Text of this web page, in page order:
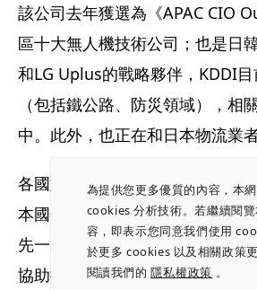
為提供您更多優質的內容，本
cookies 分析技術。若繼續閱
容，即表示您同意我們使用
於更多 cookies 以及相關政策
閱讀我們的隱私權政策 。
該公司去年獲選為《APAC CIO
區十大無人機技術公司；也是日
和LG Uplus的戰略夥伴，KDDI
（包括鐵公路、防災領域），相
中。此外，也正在和日本物流業
各國對非中製無人機的需求升高
本國企業，因此中光電智能機器
先一步攻下國外市場。母公司在
協助推廣相關業務，這也是該公